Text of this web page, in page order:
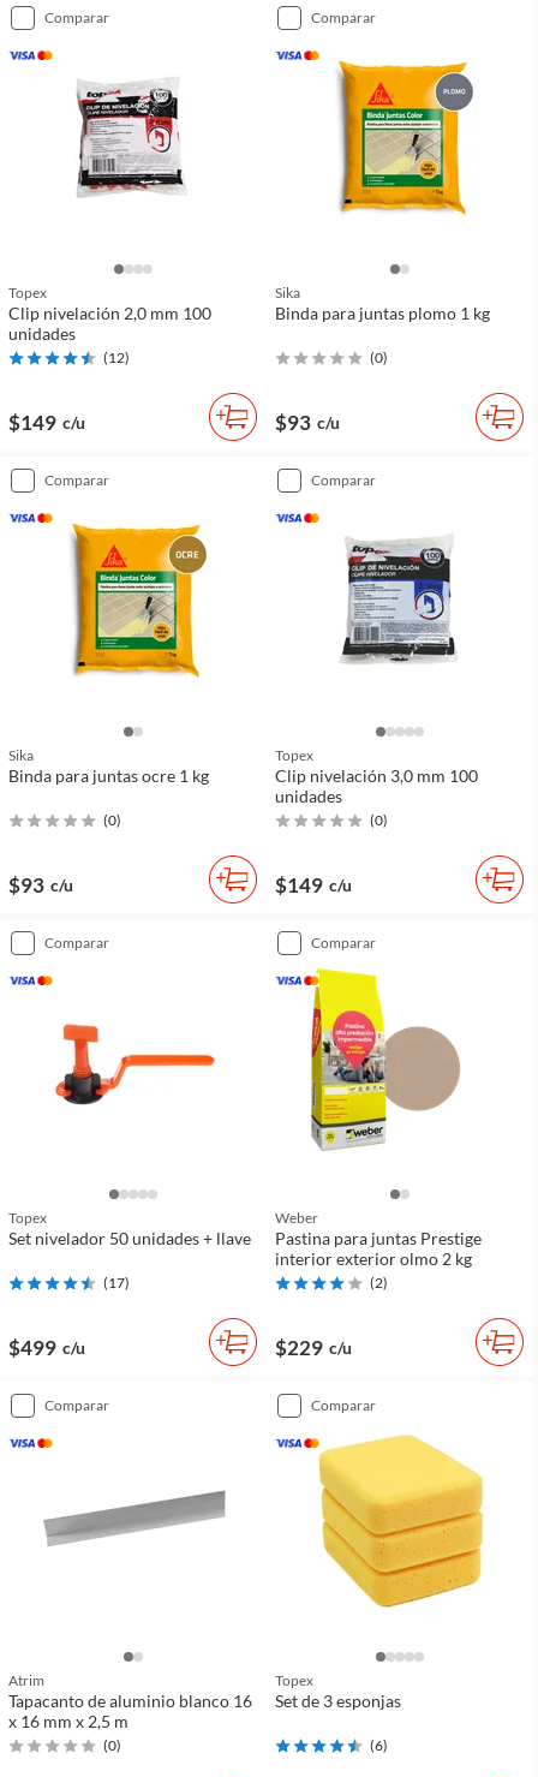
comparar
Topex
Clip nivelación 2,0 mm 100
unidades
(12)
$149 c/u
comparar
Sika
Binda para juntas plomo 1 kg
(0)
$93 c/u
comparar
Sika
Binda para juntas ocre 1 kg
(0)
$93 c/u
comparar
Topex
Clip nivelación 3,0 mm 100
unidades
(0)
$149 c/u
comparar
Topex
Set nivelador 50 unidades + llave
(17)
$499 c/u
comparar
Weber
Pastina para juntas Prestige
interior exterior olmo 2 kg
(2)
$229 c/u
comparar
Atrim
Tapacanto de aluminio blanco 16
x 16 mm x 2,5 m
(0)
comparar
Topex
Set de 3 esponjas
(6)